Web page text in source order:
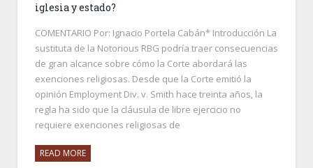
iglesia y estado?
COMENTARIO Por: Ignacio Portela Cabán* Introducción La
sustituta de la Notorious RBG podría traer consecuencias
de gran alcance sobre cómo la Corte abordará las
exenciones religiosas. Desde que la Corte emitió la
opinión Employment Div. v. Smith hace treinta años, la
regla ha sido que la cláusula de libre ejercicio no
requiere exenciones religiosas de
READ MORE